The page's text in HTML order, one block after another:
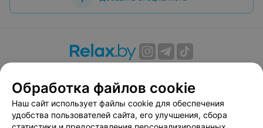
Вакансии
Публичный договор
Способы оплаты
Публичный договор по использованию сервиса
«Афиша»
Обработка файлов cookie
Наш сайт использует файлы cookie для обеспечения
удобства пользователей сайта, его улучшения, сбора